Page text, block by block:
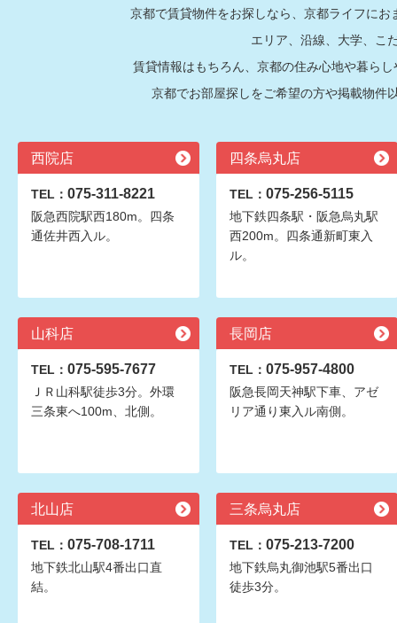
京都で賃貸物件をお探しなら、京都ライフに
エリア、沿線、大学、こ
賃貸情報はもちろん、京都の住み心地や暮ら
京都でお部屋探しをご希望の方や掲載物件
西院店
TEL： 075-311-8221
阪急西院駅西180m。四条
通佐井西入ル。
四条烏丸店
TEL： 075-256-5115
地下鉄四条駅・阪急烏丸駅
西200m。四条通新町東入
ル。
山科店
TEL： 075-595-7677
ＪＲ山科駅徒歩3分。外環
三条東へ100m、北側。
長岡店
TEL： 075-957-4800
阪急長岡天神駅下車、アゼ
リア通り東入ル南側。
北山店
TEL： 075-708-1711
地下鉄北山駅4番出口直
結。
三条烏丸店
TEL： 075-213-7200
地下鉄烏丸御池駅5番出口
徒歩3分。